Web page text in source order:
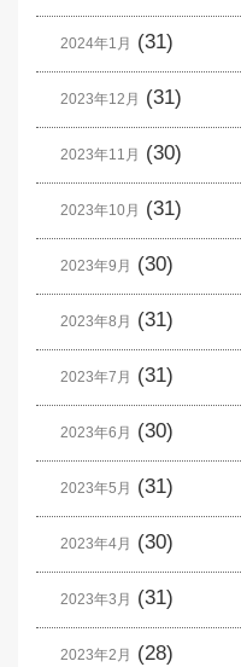
2024年1月 (31)
2023年12月 (31)
2023年11月 (30)
2023年10月 (31)
2023年9月 (30)
2023年8月 (31)
2023年7月 (31)
2023年6月 (30)
2023年5月 (31)
2023年4月 (30)
2023年3月 (31)
2023年2月 (28)